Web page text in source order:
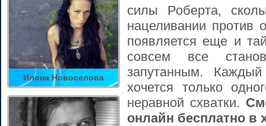
Илона Новоселова
силы Роберта,
нацеливании против
появляется еще и
совсем все
запутанным.
хочется только
неравной схватки.
онлайн бесплатно в